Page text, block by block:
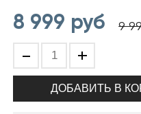
8 999 руб 9
- +